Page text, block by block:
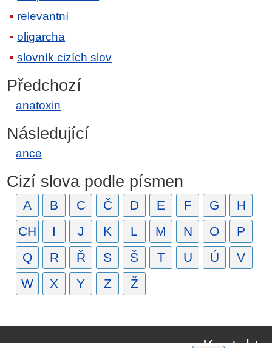
relevantní
oligarcha
slovník cizích slov
Předchozí
anatoxin
Následující
ance
Cizí slova podle písmen
A B C Č D E F G
H
CH
I J K L M N O
P
Q
R Ř S Š T U Ú
V
W
X Y Z Ž